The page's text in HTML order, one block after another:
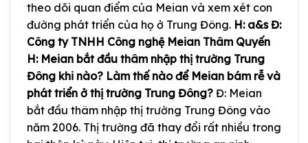
theo dõi quan điểm của Meian và xem xét con
đường phát triển của họ ở Trung Đông. H: a&s Đ:
Công ty TNHH Công nghệ Meian Thâm Quyến
H: Meian bắt đầu thâm nhập thị trường Trung
Đông khi nào? Làm thế nào để Meian bám rễ và
phát triển ở thị trường Trung Đông? Đ: Meian
bắt đầu thâm nhập thị trường Trung Đông vào
năm 2006. Thị trường đã thay đổi rất nhiều trong